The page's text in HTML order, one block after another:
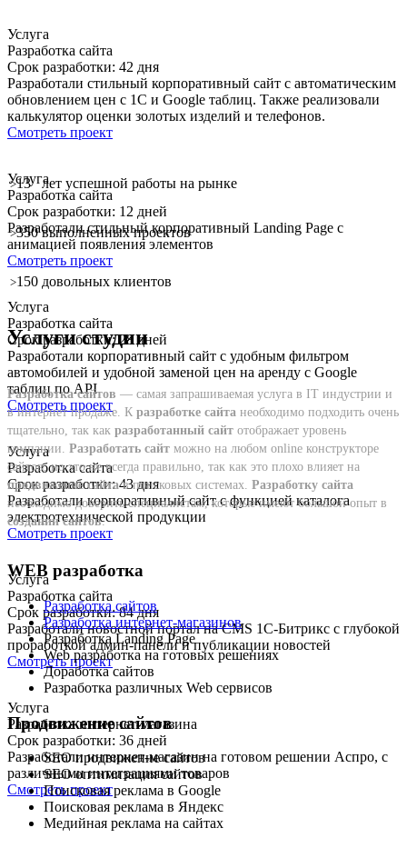
Услуга
Разработка сайта
Срок разработки: 42 дня
Разработали стильный корпоративный сайт с автоматическим
обновлением цен с 1С и Google таблиц. Также реализовали
калькулятор оценки золотых изделий и телефонов.
Смотреть проект
Услуга
Разработка сайта
Срок разработки: 12 дней
Разработали стильный корпоративный Landing Page с
анимацией появления элементов
Смотреть проект
Услуга
Разработка сайта
Срок разработки: 28 дней
Разработали корпоративный сайт с удобным фильтром
автомобилей и удобной заменой цен на аренду с Google
таблиц по API
Смотреть проект
Услуга
Разработка сайта
Срок разработки: 43 дня
Разработали корпоративный сайт с функцией каталога
электротехнической продукции
Смотреть проект
Услуга
Разработка сайта
Срок разработки: 84 дня
Разработали новостной портал на CMS 1С-Битрикс с глубокой
проработкой админ-панели и публикации новостей
Смотреть проект
Услуга
Разработка интернет-магазина
Срок разработки: 36 дней
Разработали интернет-магазин на готовом решении Аспро, с
различными интеграциями товаров
Смотреть проект
>13 лет успешной работы на рынке
>350 выполненных проектов
>150 довольных клиентов
Услуги студии
Разработка сайтов — самая запрашиваемая услуга в IT индустрии и
в интернет продаже. К разработке сайта необходимо подходить очень
тщательно, так как разработанный сайт отображает уровень
компании. Разработать сайт можно на любом online конструкторе
сайтов, но это не всегда правильно, так как это плохо влияет на
продвижение сайтав поисковых системах. Разработку сайта
необходимо доверить специалистам, которые имеют большой опыт в
создании сайтов.
WEB разработка
Разработка сайтов
Разработка интернет-магазинов
Разработка Landing Page
Web разработка на готовых решениях
Доработка сайтов
Разработка различных Web сервисов
Продвижение сайтов
SEO продвижение сайтов
SEO оптимизация сайтов
Поисковая реклама в Google
Поисковая реклама в Яндекс
Медийная реклама на сайтах